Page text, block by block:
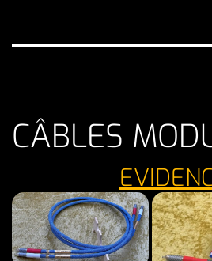
CÂBLES